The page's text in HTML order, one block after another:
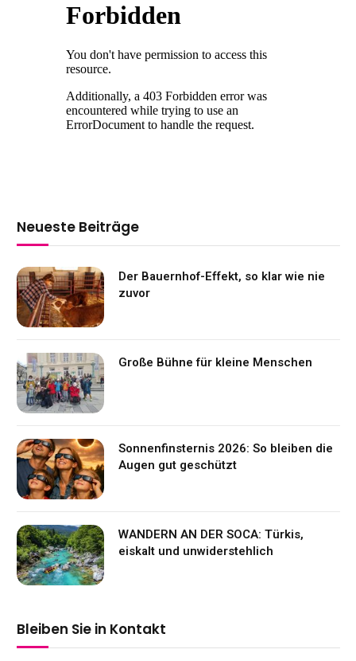
Neueste Beiträge
Der Bauernhof-Effekt, so klar wie nie
zuvor
Große Bühne für kleine Menschen
Sonnenfinsternis 2026: So bleiben die
Augen gut geschützt
WANDERN AN DER SOCA: Türkis,
eiskalt und unwiderstehlich
Bleiben Sie in Kontakt